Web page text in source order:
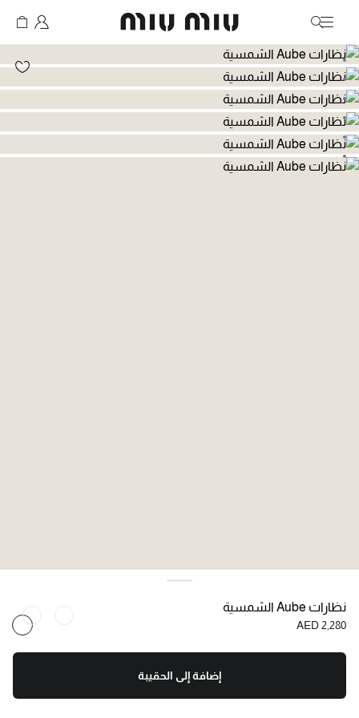
MiuMiu logo
انتقال إلى الصورة 1
انتقال إلى الصورة 2
انتقال إلى الصورة 3
انتقال إلى الصورة 4
انتقال إلى الصورة 5
انتقال إلى الصورة 6
انتقال إلى الصورة 7
نظارات Aube الشمسية
AED 2,280
إضافة إلى الحقيبة